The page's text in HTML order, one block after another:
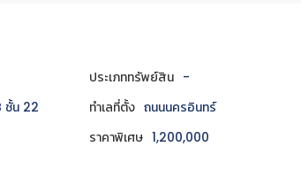
ประเภททรัพย์สิน -
ชั้น 22 ทำเลที่ตั้ง ถนนนครอินทร์
ราคาพิเศษ 1,200,000